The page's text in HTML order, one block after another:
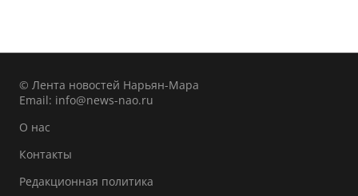
© Лента новостей Нарьян-Мара
Email: info@news-nao.ru
О нас
Контакты
Редакционная политика